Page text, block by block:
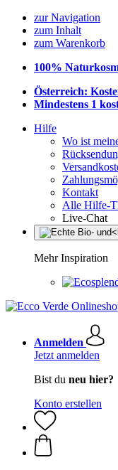
zur Navigation
zum Inhalt
zum Warenkorb
100%
Österreich:
Mindestens 1
Hilfe
Wo ist
Kontakt
Alle Hilfe-
Live-Chat
Mehr Inspiration
Anmelden
Jetzt anmelden
Bist du neu hier?
Konto erstellen